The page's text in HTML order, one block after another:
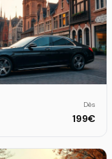
Dès
199€